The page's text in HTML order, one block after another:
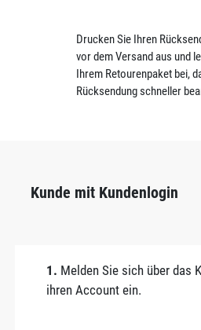
Drucken Sie Ihren
vor dem Versand aus und
Ihrem Retourenpaket bei,
Rücksendung schneller
Kunde mit Kundenlogin
1. Melden Sie sich über das
ihren Account ein.